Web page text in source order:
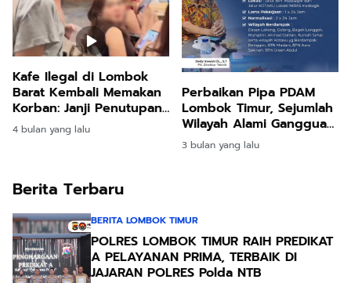
Kafe Ilegal di Lombok
Barat Kembali Memakan
Korban: Janji Penutupan
Bupati Hanya Omon
4 bulan yang lalu
Perbaikan Pipa PDAM
Lombok Timur, Sejumlah
Wilayah Alami Gangguan
Distribusi Air
3 bulan yang lalu
Berita Terbaru
BERITA LOMBOK TIMUR
POLRES LOMBOK TIMUR RAIH PREDIKAT
A PELAYANAN PRIMA, TERBAIK DI
JAJARAN POLRES Polda NTB